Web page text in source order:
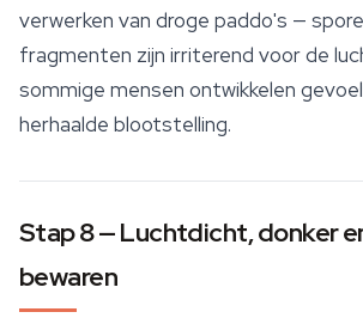
verwerken van droge paddo's —
fragmenten zijn irriterend voor de
sommige mensen ontwikkelen
herhaalde blootstelling.
Stap 8 — Luchtdicht, donker
bewaren